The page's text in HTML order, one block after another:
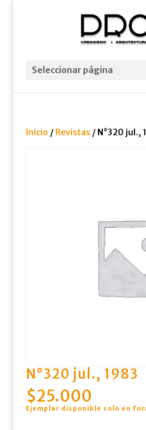
Seleccionar página
Inicio / Revistas/ N°320 jul.,
N°320 jul., 1983
$25.000
Ejemplar disponible solo en